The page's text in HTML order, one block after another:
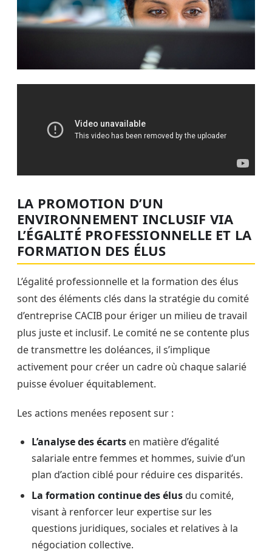
LA PROMOTION D’UN
ENVIRONNEMENT INCLUSIF VIA
L’ÉGALITÉ PROFESSIONNELLE ET LA
FORMATION DES ÉLUS
L’égalité professionnelle et la formation des élus
sont des éléments clés dans la stratégie du comité
d’entreprise CACIB pour ériger un milieu de travail
plus juste et inclusif. Le comité ne se contente plus
de transmettre les doléances, il s’implique
activement pour créer un cadre où chaque salarié
puisse évoluer équitablement.
Les actions menées reposent sur :
L’analyse des écarts en matière d’égalité
salariale entre femmes et hommes, suivie d’un
plan d’action ciblé pour réduire ces disparités.
La formation continue des élus du comité,
visant à renforcer leur expertise sur les
questions juridiques, sociales et relatives à la
négociation collective.